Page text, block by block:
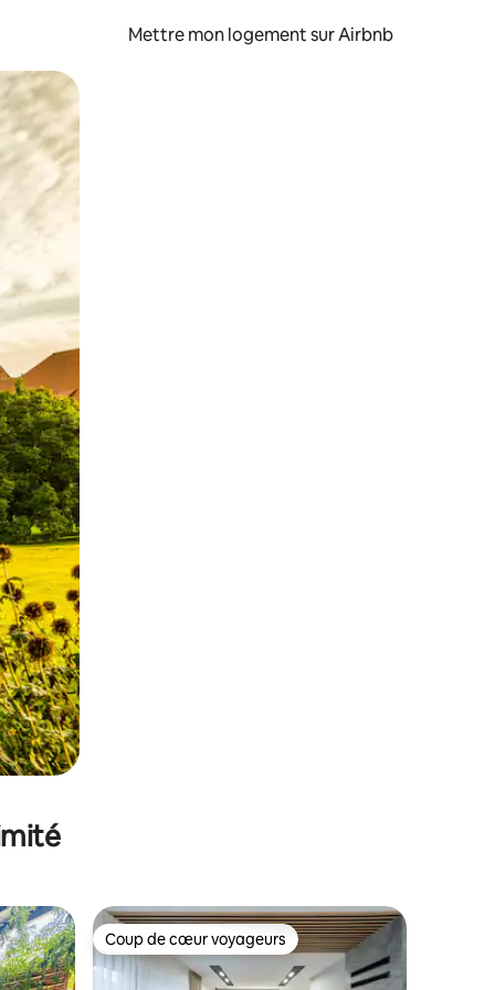
Mettre mon logement sur Airbnb
glisser.
Coup de cœur voyageurs
Coup de cœur voyageurs